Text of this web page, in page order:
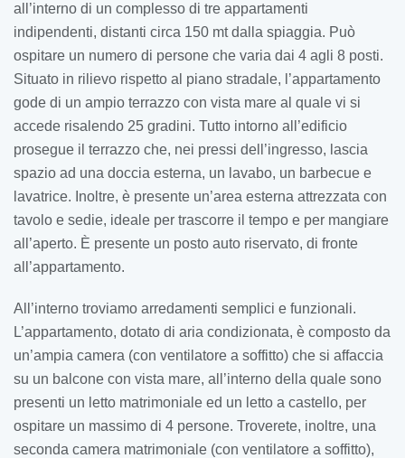
all’interno di un complesso di tre appartamenti
indipendenti, distanti circa 150 mt dalla spiaggia. Può
ospitare un numero di persone che varia dai 4 agli 8 posti.
Situato in rilievo rispetto al piano stradale, l’appartamento
gode di un ampio terrazzo con vista mare al quale vi si
accede risalendo 25 gradini. Tutto intorno all’edificio
prosegue il terrazzo che, nei pressi dell’ingresso, lascia
spazio ad una doccia esterna, un lavabo, un barbecue e
lavatrice. Inoltre, è presente un’area esterna attrezzata con
tavolo e sedie, ideale per trascorre il tempo e per mangiare
all’aperto. È presente un posto auto riservato, di fronte
all’appartamento.
All’interno troviamo arredamenti semplici e funzionali.
L’appartamento, dotato di aria condizionata, è composto da
un’ampia camera (con ventilatore a soffitto) che si affaccia
su un balcone con vista mare, all’interno della quale sono
presenti un letto matrimoniale ed un letto a castello, per
ospitare un massimo di 4 persone. Troverete, inoltre, una
seconda camera matrimoniale (con ventilatore a soffitto),